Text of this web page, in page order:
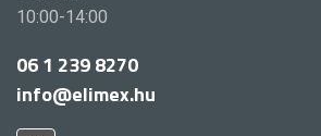
10:00-14:00
06 1 239 8270
info@elimex.hu